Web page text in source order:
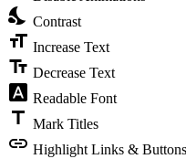
nights_stay Contrast
format_size Increase Text
text_fields Decrease Text
font_download Readable Font
title Mark Titles
link Highlight Links & Buttons